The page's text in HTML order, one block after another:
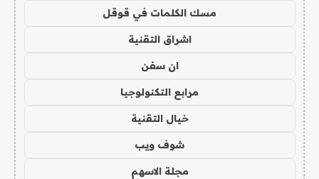
مسك الكلمات في قوقل
اشراق التقنية
ان سفن
مرابع التكنولوجيا
خيال التقنية
شوف ويب
مجلة الاسهم